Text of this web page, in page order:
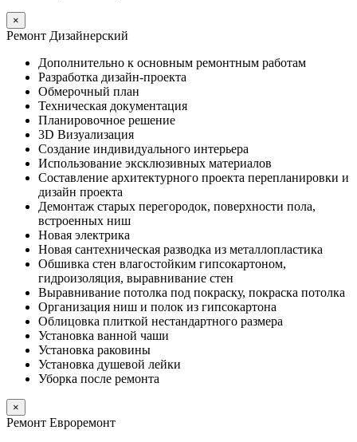
×
Ремонт Дизайнерский
Дополнительно к основным ремонтным работам
Разработка дизайн-проекта
Обмерочный план
Техническая документация
Планировочное решение
3D Визуализация
Создание индивидуального интерьера
Использование эксклюзивных материалов
Составление архитектурного проекта перепланировки и
дизайн проекта
Демонтаж старых перегородок, поверхности пола,
встроенных ниш
Новая электрика
Новая сантехническая разводка из металлопластика
Обшивка стен влагостойким гипсокартоном,
гидроизоляция, выравнивание стен
Выравнивание потолка под покраску, покраска потолка
Организация ниш и полок из гипсокартона
Облицовка плиткой нестандартного размера
Установка ванной чаши
Установка раковины
Установка душевой лейки
Уборка после ремонта
×
Ремонт Евроремонт